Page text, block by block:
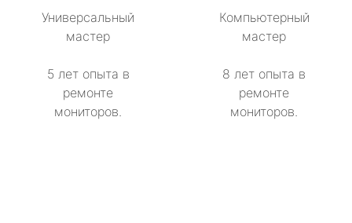
Универсальный
мастер
5 лет опыта в
ремонте
мониторов.
Компьютерный
мастер
8 лет опыта в
ремонте
мониторов.